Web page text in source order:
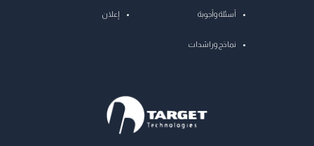
أسئلة وأجوبة
نماذج وراشدات
إعلان